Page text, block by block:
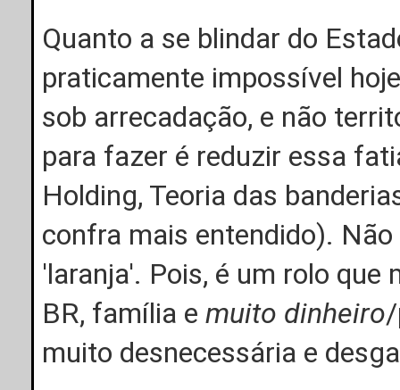
Quanto a se blindar do
praticamente impossível
sob arrecadação, e não
para fazer é reduzir essa
Holding, Teoria das
confra mais entendido).
'laranja'. Pois, é um rolo
BR, família emuito dinheiro
muito desnecessária e